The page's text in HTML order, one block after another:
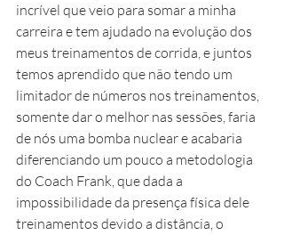
incrível que veio para somar a minha
carreira e tem ajudado na evolução dos
meus treinamentos de corrida, e juntos
temos aprendido que não tendo um
limitador de números nos treinamentos,
somente dar o melhor nas sessões, faria
de nós uma bomba nuclear e acabaria
diferenciando um pouco a metodologia
do Coach Frank, que dada a
impossibilidade da presença física dele
treinamentos devido a distância, o